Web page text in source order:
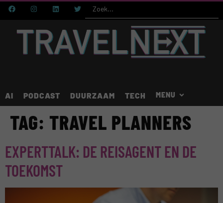
AI PODCAST DUURZAAM TECH
TAG: TRAVEL PLANNERS
EXPERTTALK: DE REISAGENT EN DE
TOEKOMST